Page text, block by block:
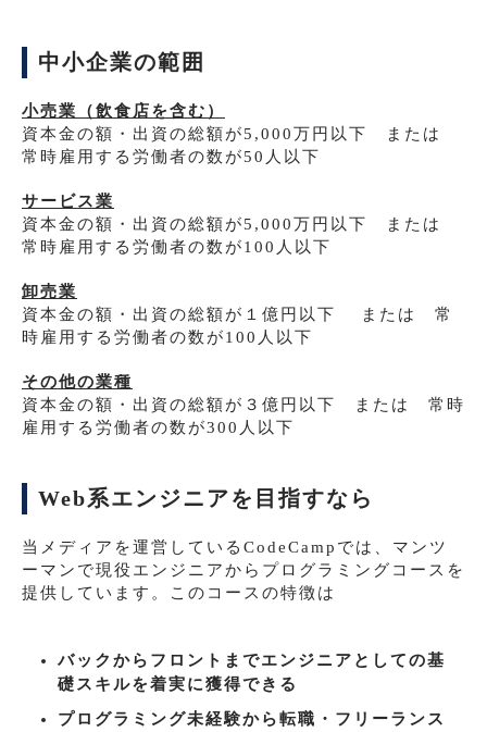
中小企業の範囲
小売業（飲食店を含む）
資本金の額・出資の総額が5,000万円以下 または
常時雇用する労働者の数が50人以下
サービス業
資本金の額・出資の総額が5,000万円以下 または
常時雇用する労働者の数が100人以下
卸売業
資本金の額・出資の総額が１億円以下 または 常
時雇用する労働者の数が100人以下
その他の業種
資本金の額・出資の総額が３億円以下 または 常時
雇用する労働者の数が300人以下
Web系エンジニアを目指すなら
当メディアを運営しているCodeCampでは、マンツ
ーマンで現役エンジニアからプログラミングコースを
提供しています。このコースの特徴は
バックからフロントまでエンジニアとしての基
礎スキルを着実に獲得できる
プログラミング未経験から転職・フリーランス